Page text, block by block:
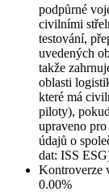
podpůrné
civilními
testování,
uvedených
takže
oblasti
které má
piloty),
upraveno
údajů o
dat: ISS
Kontroverze
0.00%